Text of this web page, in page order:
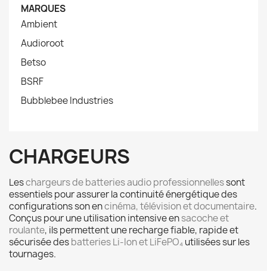
MARQUES
Ambient
Audioroot
Betso
BSRF
Bubblebee Industries
CHARGEURS
Leschargeurs de batteries audio professionnellessont
essentiels pour assurer la continuité énergétique des
configurations son encinéma, télévision et documentaire.
Conçus pour une utilisation intensive ensacoche et
roulante, ils permettent une recharge fiable, rapide et
sécurisée desbatteries Li-Ion et LiFePO₄utilisées sur les
tournages.